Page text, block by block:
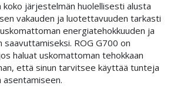
järjestelmän huolellisesti alusta
vakauden ja luotettavuuden tarkasti
energiatehokkuuden ja
ROG G700 on
haluat uskomattoman tehokkaan
että sinun tarvitsee käyttää tunteja
asentamiseen.